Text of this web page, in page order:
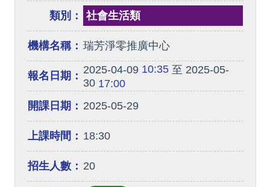
類別：
社會生活類
機構名稱： 瑞芳淨零推廣中心
報名日期： 2025-04-0910:35至 2025-05-
3017:00
開課日期： 2025-05-29
上課時間： 18:30
招生人數： 20